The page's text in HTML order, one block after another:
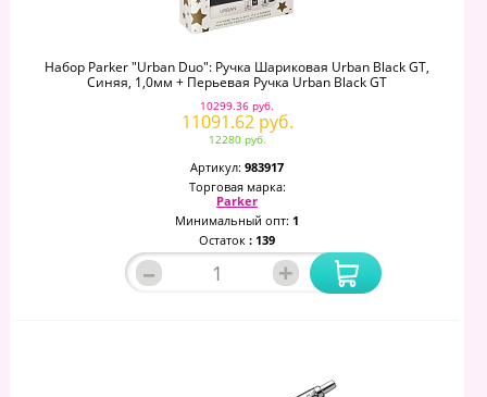
Набор Parker "Urban Duo": Ручка Шариковая Urban Black GT,
Синяя, 1,0мм + Перьевая Ручка Urban Black GT
10299.36 руб.
11091.62 руб.
12280 руб.
Артикул: 983917
Торговая марка:
Parker
Минимальный опт: 1
Остаток : 139
– +